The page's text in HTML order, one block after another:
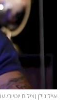
אייל גולן (צילום יוטיוב/